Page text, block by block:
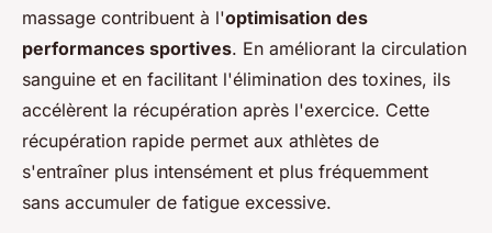
massage contribuent à l'optimisation des
performances sportives. En améliorant la circulation
sanguine et en facilitant l'élimination des toxines, ils
accélèrent la récupération après l'exercice. Cette
récupération rapide permet aux athlètes de
s'entraîner plus intensément et plus fréquemment
sans accumuler de fatigue excessive.